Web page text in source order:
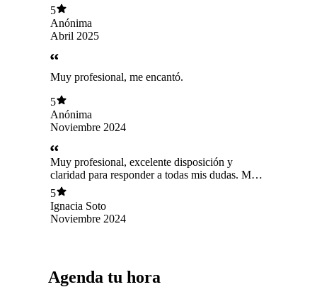
herencia. Si mas adelante necesito ayuda la
volveré a contactar.
5
Anónima
Abril 2025
Muy profesional, me encantó.
5
Anónima
Noviembre 2024
Muy profesional, excelente disposición y
claridad para responder a todas mis dudas. Muy
recomendada.
5
Ignacia Soto
Noviembre 2024
Agenda tu hora